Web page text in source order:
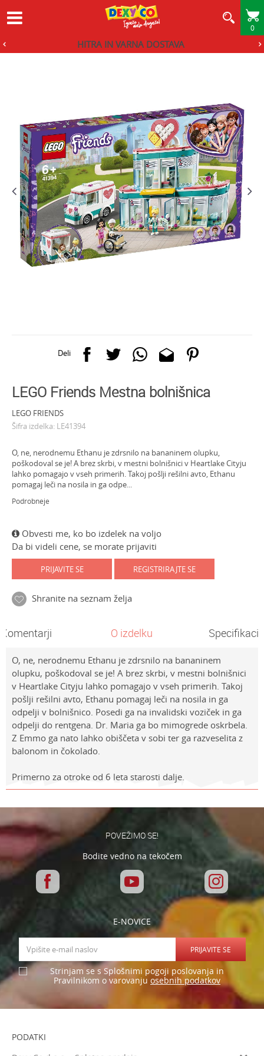
0
HITRA IN VARNA DOSTAVA
Deli
LEGO Friends Mestna bolnišnica
LEGO FRIENDS
Šifra izdelka: LE41394
O, ne, nerodnemu Ethanu je zdrsnilo na bananinem olupku,
poškodoval se je! A brez skrbi, v mestni bolnišnici v Heartlake Cityju
lahko pomagajo v vseh primerih. Takoj pošlji rešilni avto, Ethanu
pomagaj leči na nosila in ga odpe...
Podrobneje
Obvesti me, ko bo izdelek na voljo
Da bi videli cene, se morate prijaviti
PRIJAVITE SE REGISTRIRAJTE SE
Shranite na seznam želja
Komentarji O izdelku
O, ne, nerodnemu Ethanu je zdrsnilo na bananinem
olupku, poškodoval se je! A brez skrbi, v mestni bolnišnici
v Heartlake Cityju lahko pomagajo v vseh primerih. Takoj
pošlji rešilni avto, Ethanu pomagaj leči na nosila in ga
odpelji v bolnišnico. Posedi ga na invalidski voziček in ga
odpelji do rentgena. Dr. Maria ga bo mimogrede oskrbela.
Z Emmo ga nato lahko obiščeta v sobi ter ga razveselita z
balonom in čokolado.
Primerno za otroke od 6 leta starosti dalje.
Lastnosti
Vrednost
Kategorija
LEGO FRIENDS
Znamke
Lego
Spol
Univerzalno
Starost
7-8 let
E-mail
Sporočilo
Varnostno vprašanje: Koliko je 2 + 3 :
POVEŽIMO SE!
Bodite vedno na tekočem
E-NOVICE
PRIJAVITE SE
Strinjam se s Splošnimi pogoji poslovanja in
Pravilnikom o varovanju osebnih podatkov
PODATKI